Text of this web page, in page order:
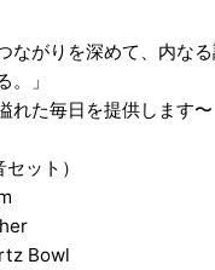
ながりを深めて、内な
。」
れた毎日を提供します〜
ット）
Bowl